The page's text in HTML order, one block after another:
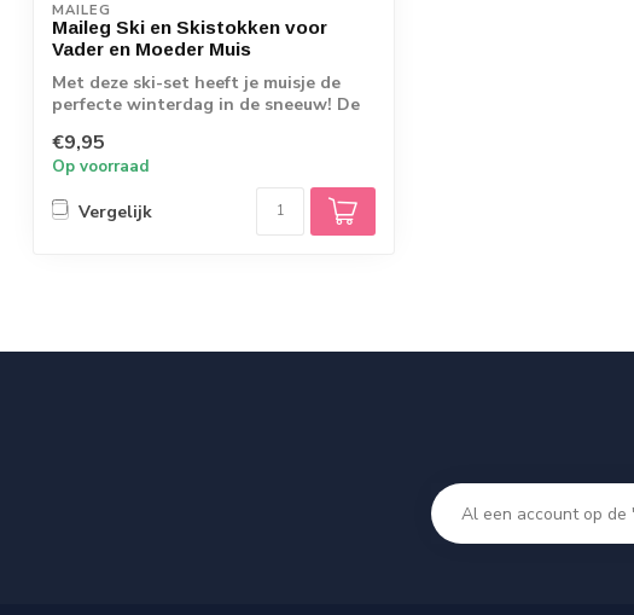
MAILEG
Maileg Ski en Skistokken voor
Vader en Moeder Muis
Met deze ski-set heeft je muisje de
perfecte winterdag in de sneeuw! De
€9,95
Op voorraad
Vergelijk